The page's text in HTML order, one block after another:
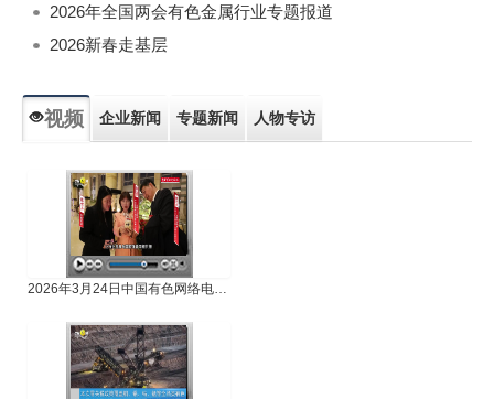
2026年全国两会有色金属行业专题报道
2026新春走基层
视频 企业新闻 专题新闻 人物专访
2026年3月24日中国有色网络电视新闻